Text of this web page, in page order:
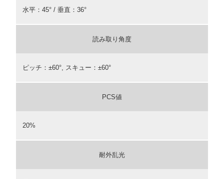
水平：45° / 垂直：36°
読み取り角度
ピッチ：±60°, スキュー：±60°
PCS値
20%
耐外乱光